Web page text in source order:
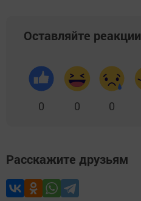
Оставляйте реакции
0 0 0
Расскажите друзьям